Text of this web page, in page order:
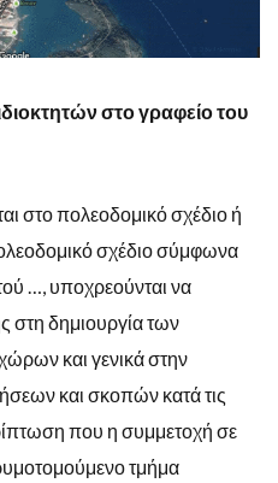
στο γραφείο του
στο πολεοδομικό σχέδιο ή
σχέδιο σύμφωνα
…, υποχρεούνται να
στη δημιουργία των
και γενικά στην
και σκοπών κατά τις
που η συμμετοχή σε
τμήμα